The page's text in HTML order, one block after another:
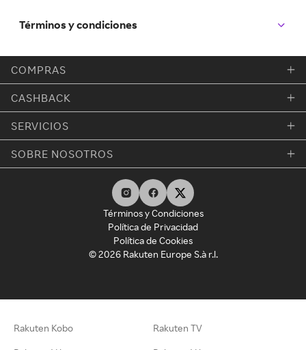
Términos y condiciones
COMPRAS
CASHBACK
SERVICIOS
SOBRE NOSOTROS
Términos y Condiciones
Política de Privacidad
Política de Cookies
© 2026 Rakuten Europe S.à r.l.
Rakuten Kobo Rakuten TV